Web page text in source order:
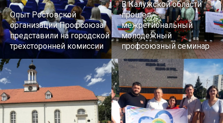
Опыт Ростовской
организации Профсоюза
представили на городской
трехсторонней комиссии
В Калужской области
прошел
межрегиональный
молодежный
профсоюзный семинар